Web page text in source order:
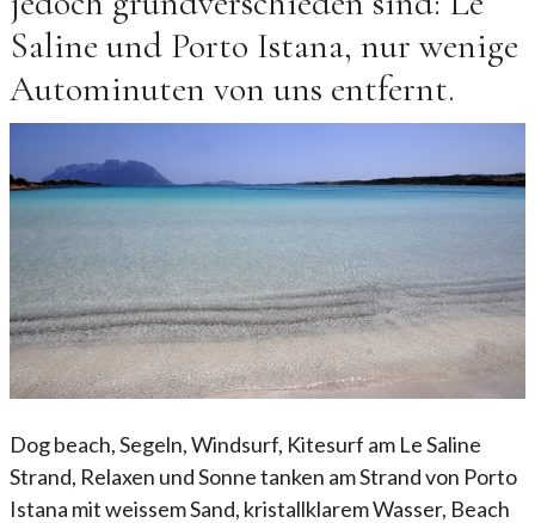
Saline und Porto Istana, nur wenige
Autominuten von uns entfernt.
Dog beach, Segeln, Windsurf, Kitesurf am Le Saline
Strand, Relaxen und Sonne tanken am Strand von Porto
Istana mit weissem Sand, kristallklarem Wasser, Beach